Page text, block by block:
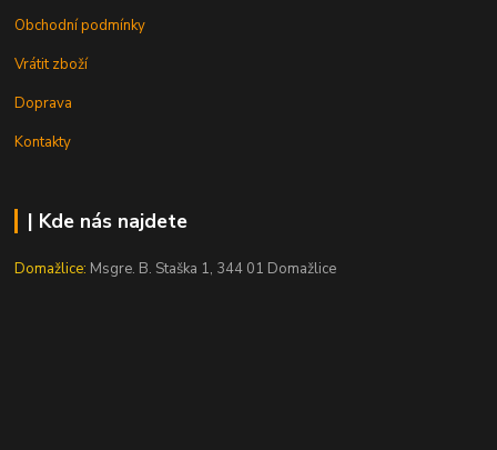
Obchodní podmínky
Vrátit zboží
Doprava
Kontakty
| Kde nás najdete
Domažlice: Msgre. B. Staška 1, 344 01 Domažlice